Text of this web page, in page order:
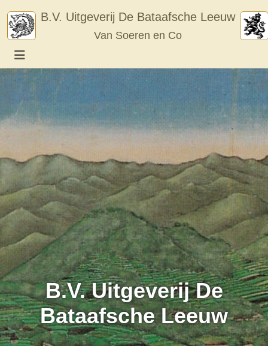
content
B.V. Uitgeverij De Bataafsche Leeuw
Van Soeren en Co
B.V. Uitgeverij De
Bataafsche Leeuw